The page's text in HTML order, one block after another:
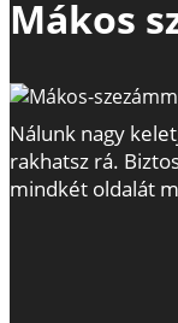
Mákos
Nálunk nagy
rakhatsz rá.
mindkét oldalát